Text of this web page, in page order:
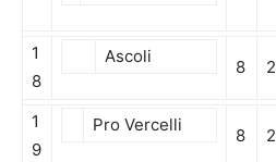
1
8
Ascoli
8 2
1
9
Pro Vercelli
8 2